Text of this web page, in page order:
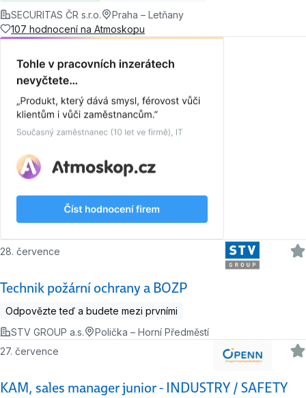
SECURITAS ČR s.r.o.
Praha – Letňany
107 hodnocení na Atmoskopu
Technik požární ochrany a BOZP
28. července
Odpovězte teď a budete mezi prvními
STV GROUP a.s.
Polička – Horní Předměstí
KAM, sales manager junior - INDUSTRY / SAFETY
27. července